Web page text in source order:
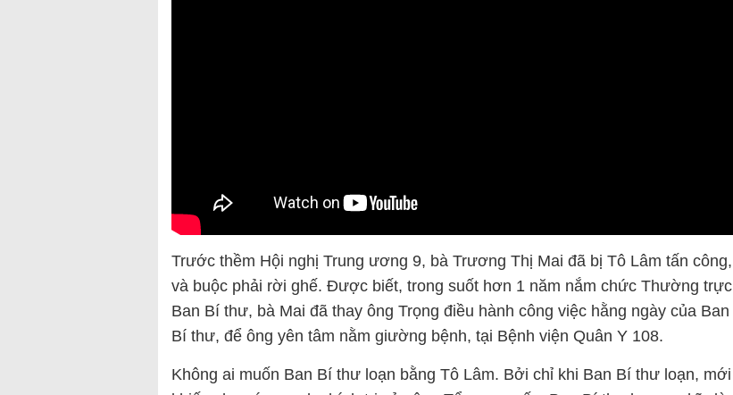
Trước thềm Hội nghị Trung ương 9, bà Trương Thị Mai đã bị Tô Lâm tấn công,
và buộc phải rời ghế. Được biết, trong suốt hơn 1 năm nắm chức Thường trực
Ban Bí thư, bà Mai đã thay ông Trọng điều hành công việc hằng ngày của Ban
Bí thư, để ông yên tâm nằm giường bệnh, tại Bệnh viện Quân Y 108.
Không ai muốn Ban Bí thư loạn bằng Tô Lâm. Bởi chỉ khi Ban Bí thư loạn, mới